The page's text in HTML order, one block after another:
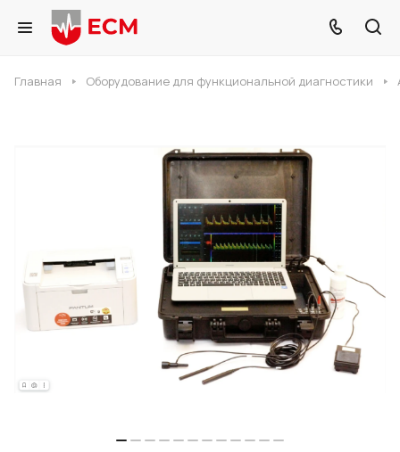
Главная Оборудование для функциональной диагностики